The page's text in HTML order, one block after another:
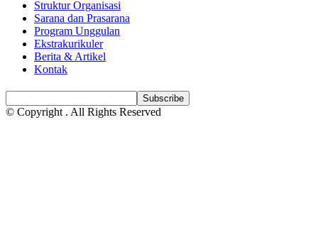
Struktur Organisasi
Sarana dan Prasarana
Program Unggulan
Ekstrakurikuler
Berita & Artikel
Kontak
© Copyright . All Rights Reserved